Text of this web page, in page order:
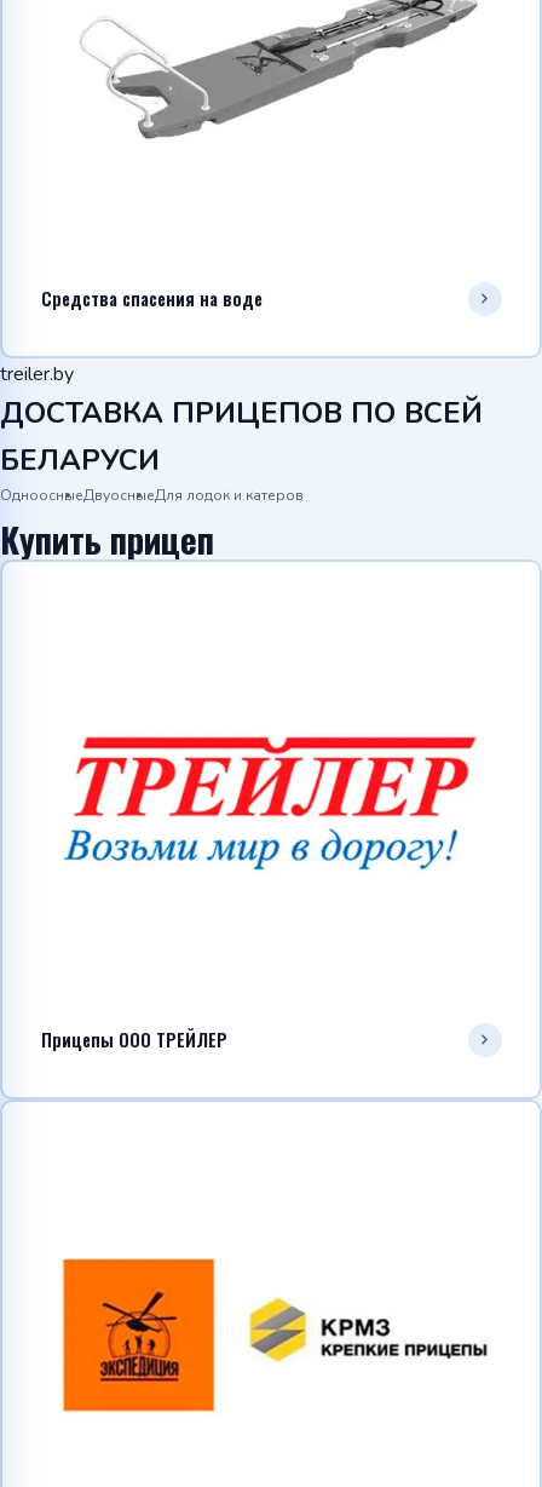
Средства спасения на воде
treiler.by
ДОСТАВКА ПРИЦЕПОВ ПО ВСЕЙ
БЕЛАРУСИ
ОдноосныеДвуосныеДля лодок и катеров
Купить прицеп
Прицепы ООО ТРЕЙЛЕР